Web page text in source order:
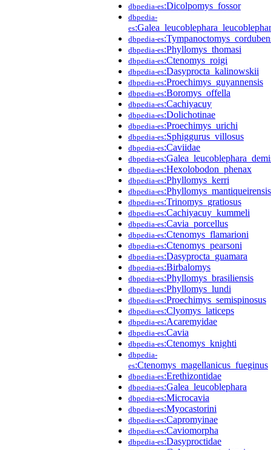
dbpedia-es:Dicolpomys_fossor
dbpedia-
es
dbpedia-es
dbpedia-es:Phyllomys_thomasi
dbpedia-es:Ctenomys_roigi
dbpedia-es:Dasyprocta_kalinowskii
dbpedia-es:Proechimys_guyannensis
dbpedia-es:Boromys_offella
dbpedia-es:Cachiyacuy
dbpedia-es:Dolichotinae
dbpedia-es:Proechimys_urichi
dbpedia-es:Sphiggurus_villosus
dbpedia-es:Caviidae
dbpedia-es
dbpedia-es:Hexolobodon_phenax
dbpedia-es:Phyllomys_kerri
dbpedia-es:Phyllomys_mantiqueirensis
dbpedia-es:Trinomys_gratiosus
dbpedia-es:Cachiyacuy_kummeli
dbpedia-es:Cavia_porcellus
dbpedia-es:Ctenomys_flamarioni
dbpedia-es:Ctenomys_pearsoni
dbpedia-es:Dasyprocta_guamara
dbpedia-es:Birbalomys
dbpedia-es:Phyllomys_brasiliensis
dbpedia-es:Phyllomys_lundi
dbpedia-es:Proechimys_semispinosus
dbpedia-es:Clyomys_laticeps
dbpedia-es:Acaremyidae
dbpedia-es:Cavia
dbpedia-es:Ctenomys_knighti
dbpedia-
es:Ctenomys_magellanicus_fueginus
dbpedia-es:Erethizontidae
dbpedia-es:Galea_leucoblephara
dbpedia-es:Microcavia
dbpedia-es:Myocastorini
dbpedia-es:Capromyinae
dbpedia-es:Caviomorpha
dbpedia-es:Dasyproctidae